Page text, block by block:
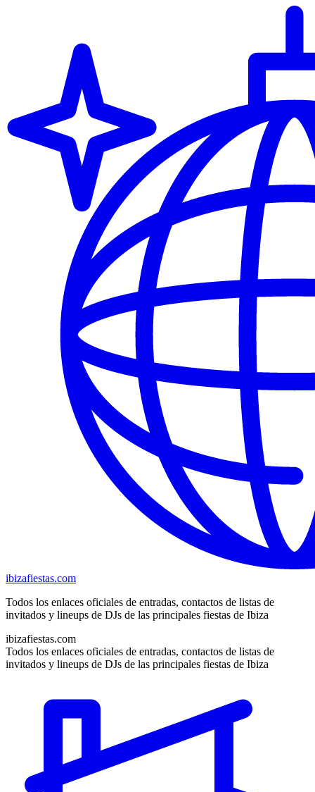
ibizafiestas.com
Todos los enlaces oficiales de entradas, contactos de listas de
invitados y lineups de DJs de las principales fiestas de Ibiza
ibizafiestas.com
Todos los enlaces oficiales de entradas, contactos de listas de
invitados y lineups de DJs de las principales fiestas de Ibiza